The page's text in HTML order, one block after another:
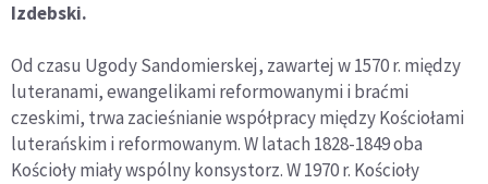
Izdebski.
Od czasu Ugody Sandomierskej, zawartej w 1570 r. między
luteranami, ewangelikami reformowanymi i braćmi
czeskimi, trwa zacieśnianie współpracy między Kościołami
luterańskim i reformowanym. W latach 1828-1849 oba
Kościoły miały wspólny konsystorz. W 1970 r. Kościoły